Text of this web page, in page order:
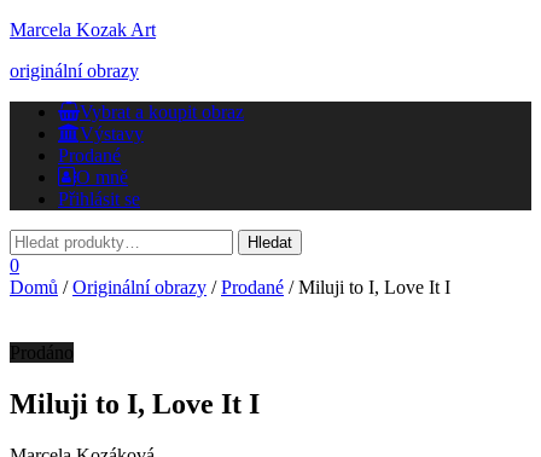
Marcela Kozak Art
originální obrazy
Přepnout
navigaci
Vybrat a koupit obraz
Výstavy
Prodané
O mně
Přihlásit se
0
Domů /Originální obrazy /Prodané / Miluji to I, Love It I
Prodáno
Miluji to I, Love It I